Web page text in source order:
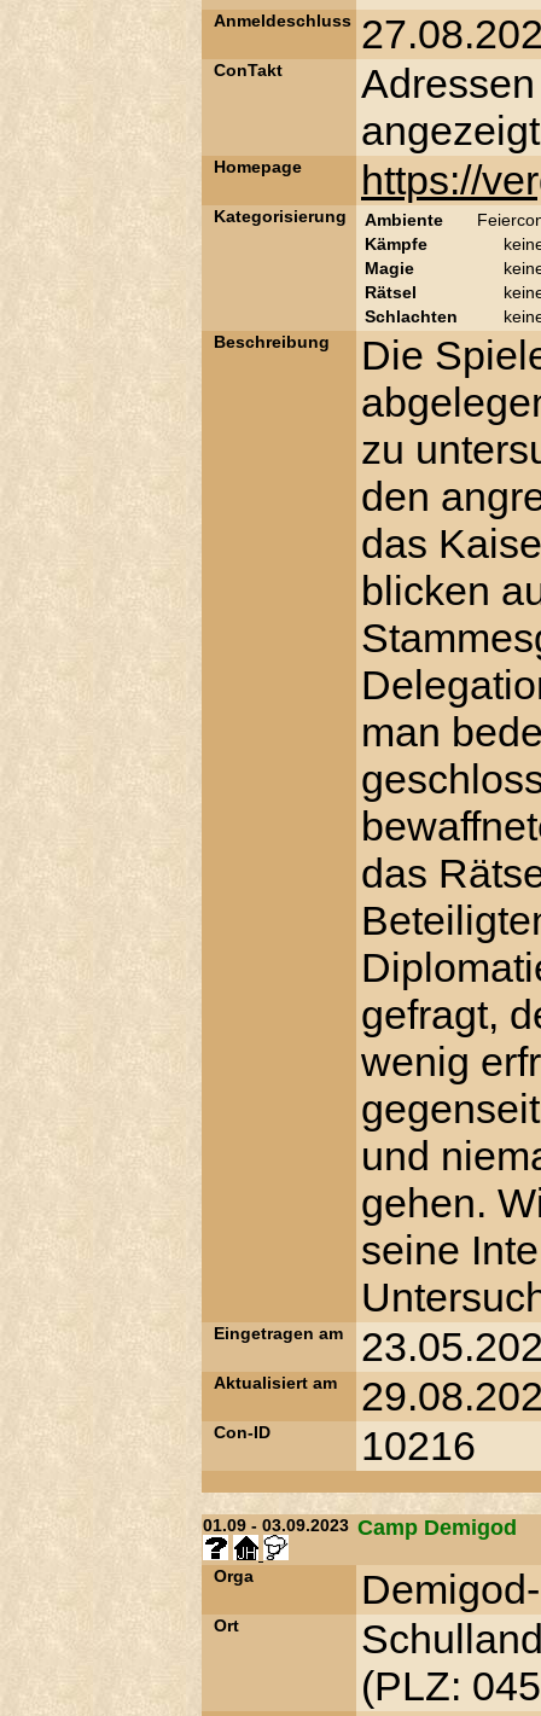
Anmeldeschluss
ConTakt
angezeigt
Homepage https://
Kategorisierung Ambiente
Kämpfe
Magie
Rätsel
Schlachten
Beschreibung
Die
zu
den
das
blicken
man
das
gefragt,
wenig
und
gehen.
seine
Eingetragen am
Aktualisiert am
Con-ID 10216
01.09 - 03.09.2023 Camp Demigod
Orga
Ort
(PLZ: